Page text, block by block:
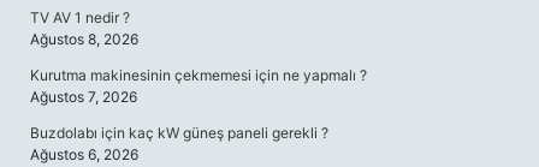
TV AV 1 nedir ?
Ağustos 8, 2026
Kurutma makinesinin çekmemesi için ne yapmalı ?
Ağustos 7, 2026
Buzdolabı için kaç kW güneş paneli gerekli ?
Ağustos 6, 2026